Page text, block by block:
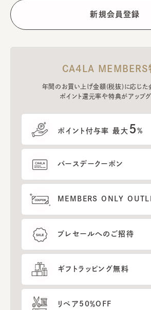
CA4LA MEMBERS
年間のお買い上げ金額(税抜)に応じた
ポイント還元率や特典がアップグ
ポイント付与率 最大 5%
バースデークーポン
MEMBERS ONLY
プレセールへのご招待
ギフトラッピング無料
リペア50％OFF